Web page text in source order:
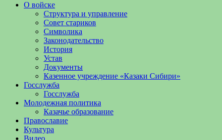
О войске
Структура и управление
Совет стариков
Символика
Законодательство
История
Устав
Документы
Казенное учреждение «Казаки Сибири»
Госслужба
Госслужба
Молодежная политика
Казачье образование
Православие
Культура
Видео